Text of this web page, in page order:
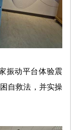
振动平台体验震
自救法，并实操